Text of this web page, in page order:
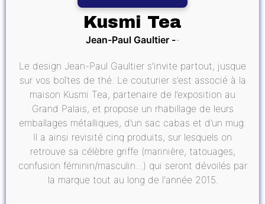
Kusmi Tea
Jean-Paul Gaultier
Le design Jean-Paul Gaultier s’invite partout, jusque
sur vos boîtes de thé. Le couturier s’est associé à la
maison Kusmi Tea, partenaire de l’exposition au
Grand Palais, et propose un rhabillage de leurs
emballages métalliques, d’un sac cabas et d’un mug.
Il a ainsi revisité cinq produits, sur lesquels on
retrouve sa célèbre griffe (marinière, tatouages,
confusion féminin/masculin…) qui seront dévoilés par
la marque tout au long de l'année 2015.